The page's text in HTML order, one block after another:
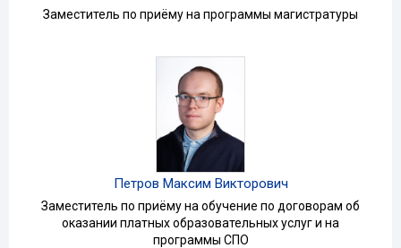
Заместитель по приёму на программы магистратуры
Петров Максим Викторович
Заместитель по приёму на обучение по договорам об
оказании платных образовательных услуг и на
программы СПО